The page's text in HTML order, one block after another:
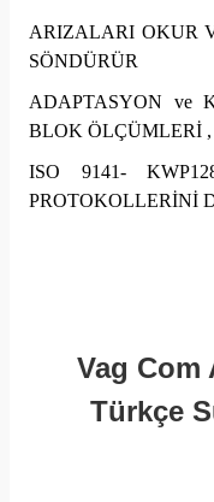
ARIZALARI OKUR
SÖNDÜRÜR
ADAPTASYON ve
BLOK ÖLÇÜMLERİ
ISO 9141-
PROTOKOLLERİNİ
Vag Com
Türkçe